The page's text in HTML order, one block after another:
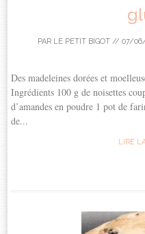
PAR LE PETIT BIGOT // 07/
Des madeleines dorées et
Ingrédients 100 g de noisettes
d’amandes en poudre 1 pot de
de...
LIRE